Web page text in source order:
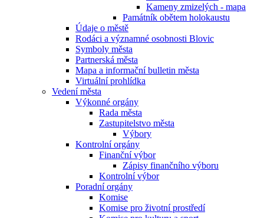
Kameny zmizelých - mapa
Památník obětem holokaustu
Údaje o městě
Rodáci a významné osobnosti Blovic
Symboly města
Partnerská města
Mapa a informační bulletin města
Virtuální prohlídka
Vedení města
Výkonné orgány
Rada města
Zastupitelstvo města
Výbory
Kontrolní orgány
Finanční výbor
Zápisy finančního výboru
Kontrolní výbor
Poradní orgány
Komise
Komise pro životní prostředí